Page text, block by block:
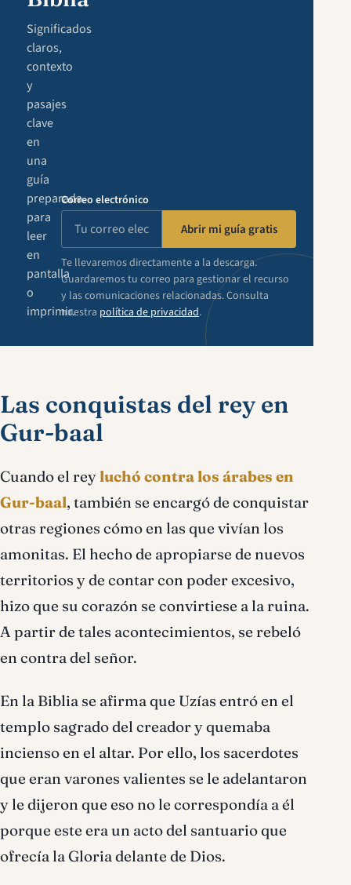
Significados
claros,
contexto
y
pasajes
clave
en
una
guía
preparada
para
leer
en
pantalla
o
imprimir.
Correo electrónico
Abrir mi guía gratis
Te llevaremos directamente a la descarga.
Guardaremos tu correo para gestionar el recurso
y las comunicaciones relacionadas. Consulta
nuestra política de privacidad.
Las conquistas del rey en
Gur-baal
Cuando el reyluchó contra los árabes en
Gur-baal, también se encargó de conquistar
otras regiones cómo en las que vivían los
amonitas. El hecho de apropiarse de nuevos
territorios y de contar con poder excesivo,
hizo que su corazón se convirtiese a la ruina.
A partir de tales acontecimientos, se rebeló
en contra del señor.
En la Biblia se afirma que Uzías entró en el
templo sagrado del creador y quemaba
incienso en el altar. Por ello, los sacerdotes
que eran varones valientes se le adelantaron
y le dijeron que eso no le correspondía a él
porque este era un acto del santuario que
ofrecía la Gloria delante de Dios.